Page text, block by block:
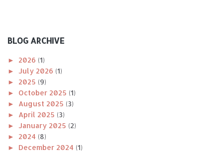
BLOG ARCHIVE
► 2026 (1)
► July 2026 (1)
► 2025 (9)
► October 2025 (1)
► August 2025 (3)
► April 2025 (3)
► January 2025 (2)
► 2024 (8)
► December 2024 (1)